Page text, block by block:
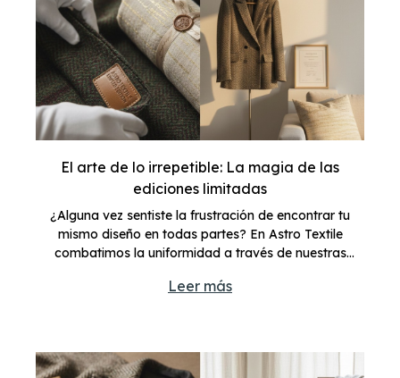
El arte de lo irrepetible: La magia de las
ediciones limitadas
¿Alguna vez sentiste la frustración de encontrar tu
mismo diseño en todas partes? En Astro Textile
combatimos la uniformidad a través de nuestras
Leer más